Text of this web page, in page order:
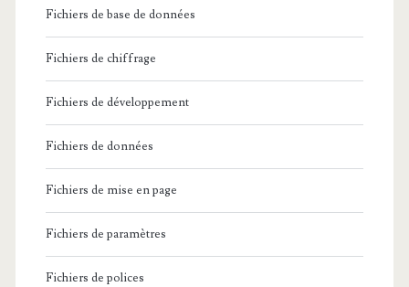
Fichiers de base de données
Fichiers de chiffrage
Fichiers de développement
Fichiers de données
Fichiers de mise en page
Fichiers de paramètres
Fichiers de polices